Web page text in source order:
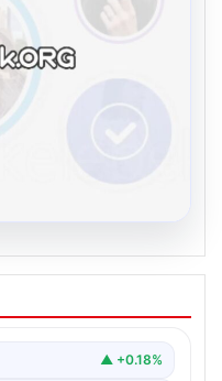
belli oldu
▲ +0.18%
▲ +0.32%
▲ +2.59%